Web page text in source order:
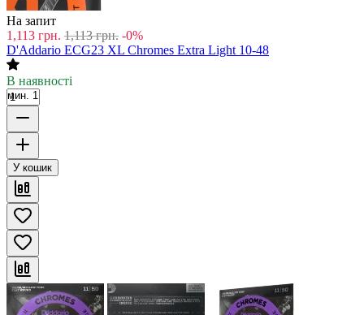
На запит
1,113 грн. 1,113 грн. -0%
D'Addario ECG23 XL Chromes Extra Light 10-48
В наявності
мин. 1
У кошик